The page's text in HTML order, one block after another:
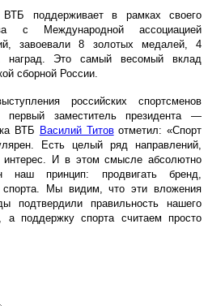
ВТБ поддерживает в рамках своего
с Международной ассоциацией
завоевали 8 золотых медалей, 4
наград. Это самый весомый вклад
сборной России.
российских спортсменов
заместитель президента —
ВТБ Василий Титовотметил: «Спорт
Есть целый ряд направлений,
интерес. И в этом смысле абсолютно
наш принцип: продвигать бренд,
спорта. Мы видим, что эти вложения
подтвердили правильность нашего
поддержку спорта считаем просто